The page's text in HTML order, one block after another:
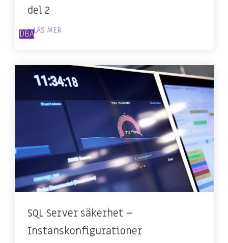
del 2
DBA> LÄS MER
SQL Server säkerhet –
Instanskonfigurationer